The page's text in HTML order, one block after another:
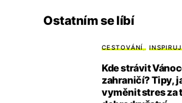
Ostatním se líbí
CESTOVÁNÍ
Kde strávit
zahraničí? Tipy,
vyměnit stres za